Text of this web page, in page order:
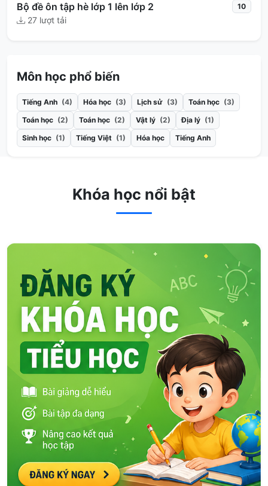
Bộ đề ôn tập hè lớp 1 lên lớp 2
27 lượt tải
10
Môn học phổ biến
Tiếng Anh (4) Hóa học (3) Lịch sử (3) Toán học (3)
Toán học (2) Toán học (2) Vật lý (2) Địa lý (1)
Sinh học (1) Tiếng Việt (1) Hóa học Tiếng Anh
Khóa học nổi bật